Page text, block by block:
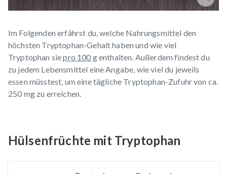
Im Folgenden erfährst du, welche Nahrungsmittel den
höchsten Tryptophan-Gehalt haben und wie viel
Tryptophan siepro 100 genthalten. Außerdem findest du
zu jedem Lebensmittel eine Angabe, wie viel du jeweils
essen müsstest, um eine tägliche Tryptophan-Zufuhr von ca.
250 mg zu erreichen.
Hülsenfrüchte mit Tryptophan